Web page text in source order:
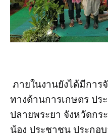
ภายในงานยังได้มีกา
ทางด้านการเกษตร ปร
ปลายพระยา จังหวัดก
น้อง ประชาชน ประกอ